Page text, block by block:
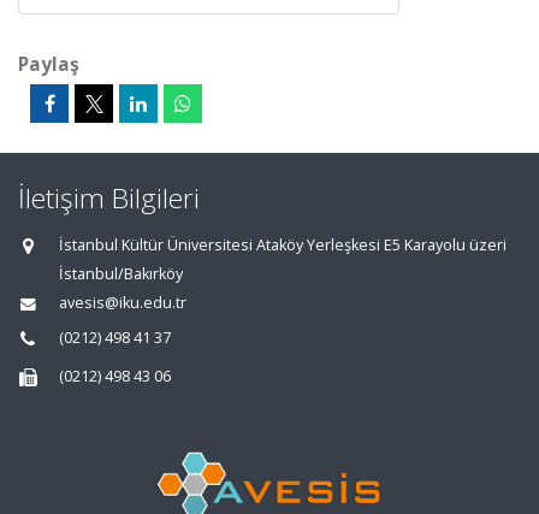
Paylaş
İletişim Bilgileri
İstanbul Kültür Üniversitesi Ataköy Yerleşkesi E5 Karayolu üzeri
İstanbul/Bakırköy
avesis@iku.edu.tr
(0212) 498 41 37
(0212) 498 43 06